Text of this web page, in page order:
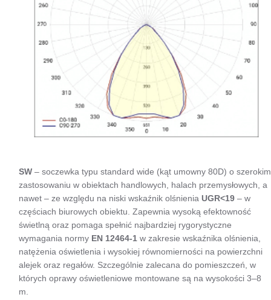
i magazynowych. Lampa do zastosowania zarówno przy
nowych aplikacjach jak i zamianach tradycyjnych opraw T8 i
T5 na energooszczędne rozwiązania LED.
SW – soczewka typu standard wide (kąt umowny 80D) o szerokim
zastosowaniu w obiektach handlowych, halach przemysłowych, a
nawet – ze względu na niski wskaźnik olśnienia UGR<19 – w
częściach biurowych obiektu. Zapewnia wysoką efektowność
świetlną oraz pomaga spełnić najbardziej rygorystyczne
wymagania normy EN 12464-1 w zakresie wskaźnika olśnienia,
natężenia oświetlenia i wysokiej równomierności na powierzchni
alejek oraz regałów. Szczególnie zalecana do pomieszczeń, w
których oprawy oświetleniowe montowane są na wysokości 3–8
m.